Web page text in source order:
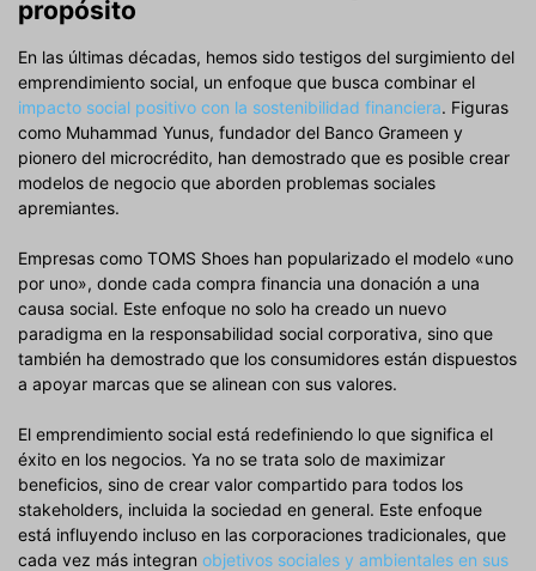
propósito
En las últimas décadas, hemos sido testigos del surgimiento del
emprendimiento social, un enfoque que busca combinar el
impacto social positivo con la sostenibilidad financiera. Figuras
como Muhammad Yunus, fundador del Banco Grameen y
pionero del microcrédito, han demostrado que es posible crear
modelos de negocio que aborden problemas sociales
apremiantes.
Empresas como TOMS Shoes han popularizado el modelo «uno
por uno», donde cada compra financia una donación a una
causa social. Este enfoque no solo ha creado un nuevo
paradigma en la responsabilidad social corporativa, sino que
también ha demostrado que los consumidores están dispuestos
a apoyar marcas que se alinean con sus valores.
El emprendimiento social está redefiniendo lo que significa el
éxito en los negocios. Ya no se trata solo de maximizar
beneficios, sino de crear valor compartido para todos los
stakeholders, incluida la sociedad en general. Este enfoque
está influyendo incluso en las corporaciones tradicionales, que
cada vez más integran objetivos sociales y ambientales en sus